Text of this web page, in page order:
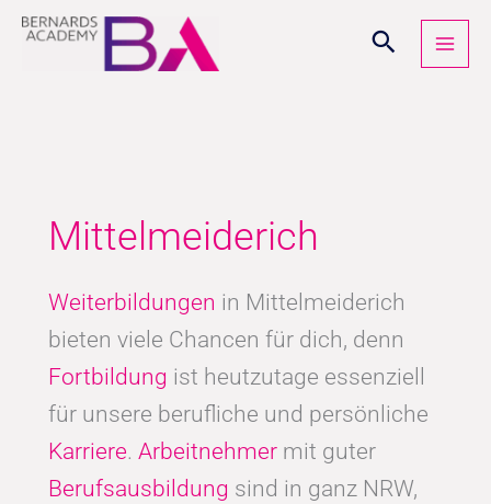
Zum
Inhalt
Mittelmeiderich
Weiterbildungen in Mittelmeiderich
bieten viele Chancen für dich, denn
Fortbildung ist heutzutage essenziell
für unsere berufliche und persönliche
Karriere. Arbeitnehmer mit guter
Berufsausbildung sind in ganz NRW,